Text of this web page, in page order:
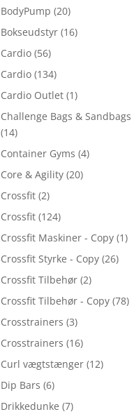
BodyPump (20)
Bokseudstyr (16)
Cardio (56)
Cardio (134)
Cardio Outlet (1)
Challenge Bags & Sandbags
(14)
Container Gyms (4)
Core & Agility (20)
Crossfit (2)
Crossfit (124)
Crossfit Maskiner - Copy (1)
Crossfit Styrke - Copy (26)
Crossfit Tilbehør (2)
Crossfit Tilbehør - Copy (78)
Crosstrainers (3)
Crosstrainers (16)
Curl vægtstænger (12)
Dip Bars (6)
Drikkedunke (7)